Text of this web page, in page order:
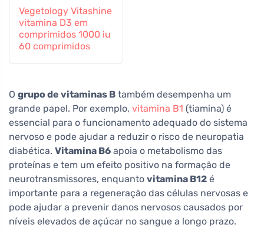
Vegetology Vitashine
vitamina D3 em
comprimidos 1000 iu
60 comprimidos
O grupo de vitaminas B também desempenha um
grande papel. Por exemplo, vitamina B1 (tiamina) é
essencial para o funcionamento adequado do sistema
nervoso e pode ajudar a reduzir o risco de neuropatia
diabética. Vitamina B6 apoia o metabolismo das
proteínas e tem um efeito positivo na formação de
neurotransmissores, enquanto vitamina B12 é
importante para a regeneração das células nervosas e
pode ajudar a prevenir danos nervosos causados por
níveis elevados de açúcar no sangue a longo prazo.